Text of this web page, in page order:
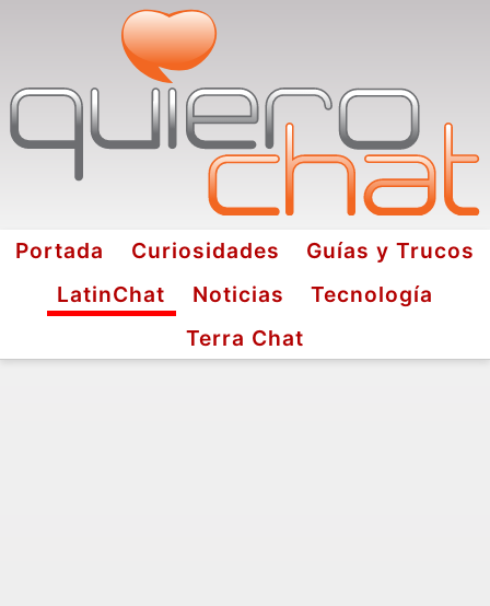
Portada Curiosidades
Guías y Trucos
LatinChat
Noticias
Tecnología
Terra Chat